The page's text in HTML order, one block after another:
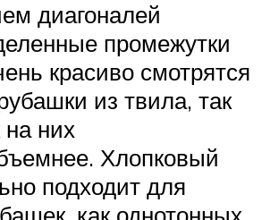
диагоналей
промежутки
красиво смотрятся
из твила, так
на них
Хлопковый
подходит для